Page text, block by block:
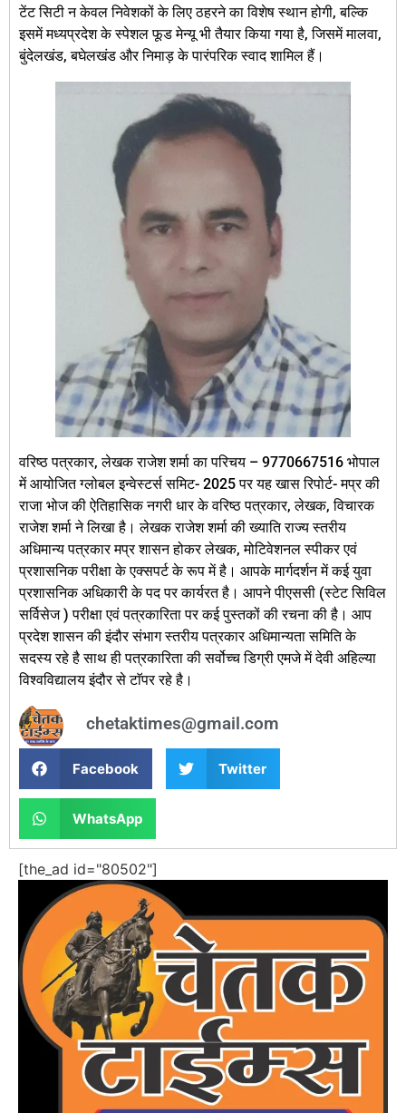
टेंट सिटी न केवल निवेशकों के लिए ठहरने का विशेष स्थान होगी, बल्कि
इसमें मध्यप्रदेश के स्पेशल फूड मेन्यू भी तैयार किया गया है, जिसमें मालवा,
बुंदेलखंड, बघेलखंड और निमाड़ के पारंपरिक स्वाद शामिल हैं।
वरिष्ठ पत्रकार, लेखक राजेश शर्मा का परिचय – 9770667516 भोपाल
में आयोजित ग्लोबल इन्वेस्टर्स समिट- 2025 पर यह खास रिपोर्ट- मप्र की
राजा भोज की ऐतिहासिक नगरी धार के वरिष्ठ पत्रकार, लेखक, विचारक
राजेश शर्मा ने लिखा है। लेखक राजेश शर्मा की ख्याति राज्य स्तरीय
अधिमान्य पत्रकार मप्र शासन होकर लेखक, मोटिवेशनल स्पीकर एवं
प्रशासनिक परीक्षा के एक्सपर्ट के रूप में है। आपके मार्गदर्शन में कई युवा
प्रशासनिक अधिकारी के पद पर कार्यरत है। आपने पीएससी (स्टेट सिविल
सर्विसेज ) परीक्षा एवं पत्रकारिता पर कई पुस्तकों की रचना की है। आप
प्रदेश शासन की इंदौर संभाग स्तरीय पत्रकार अधिमान्यता समिति के
सदस्य रहे है साथ ही पत्रकारिता की सर्वोच्च डिग्री एमजे में देवी अहिल्या
विश्वविद्यालय इंदौर से टाॅपर रहे है।
chetaktimes@gmail.com
Facebook Twitter
WhatsApp
[the_ad id="80502"]